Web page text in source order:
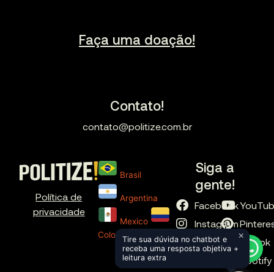
Faça uma doação!
Contato!
contato@politize.com.br
Política de
privacidade
Brasil
Argentina
Mexico
Colombia
Siga a
gente!
Facebook
Instagram
X
TikTok
Spotify
Tire sua dúvida no chatbot e
receba uma resposta objetiva +
leitura extra
×